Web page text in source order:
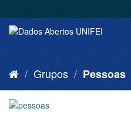
Grupos Pessoas